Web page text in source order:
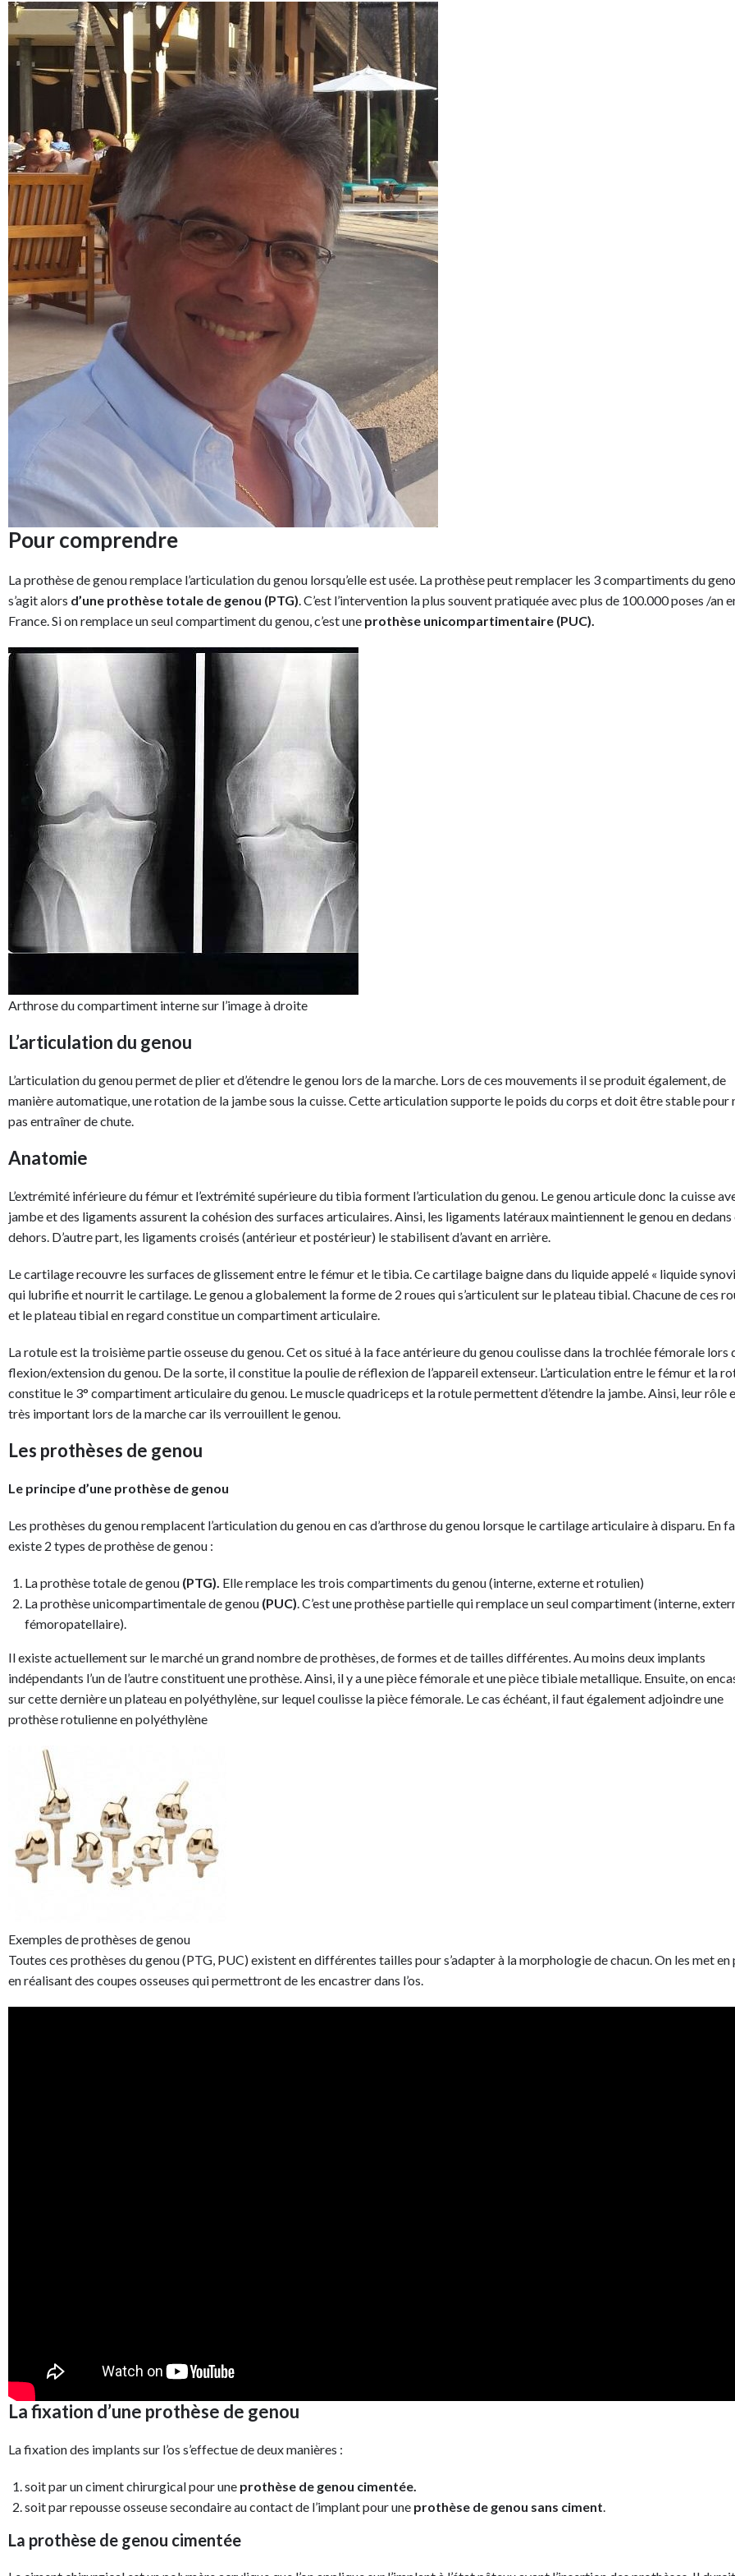
Pour comprendre
La prothèse de genou remplace l’articulation du genou lorsqu’elle est usée. La prothèse peut remplacer les 3 compartiments du
s’agit alors d’une prothèse totale de genou (PTG). C’est l’intervention la plus souvent pratiquée avec plus de 100.000 poses /an
France. Si on remplace un seul compartiment du genou, c’est une prothèse unicompartimentaire (PUC).
Arthrose du compartiment interne sur l’image à droite
L’articulation du genou
L’articulation du genou permet de plier et d’étendre le genou lors de la marche. Lors de ces mouvements il se produit également, de
manière automatique, une rotation de la jambe sous la cuisse. Cette articulation supporte le poids du corps et doit être stable pour
pas entraîner de chute.
Anatomie
L’extrémité inférieure du fémur et l’extrémité supérieure du tibia forment l’articulation du genou. Le genou articule donc la cuisse
jambe et des ligaments assurent la cohésion des surfaces articulaires. Ainsi, les ligaments latéraux maintiennent le genou en dedans
dehors. D’autre part, les ligaments croisés (antérieur et postérieur) le stabilisent d’avant en arrière.
Le cartilage recouvre les surfaces de glissement entre le fémur et le tibia. Ce cartilage baigne dans du liquide appelé « liquide
qui lubrifie et nourrit le cartilage. Le genou a globalement la forme de 2 roues qui s’articulent sur le plateau tibial. Chacune de ces
et le plateau tibial en regard constitue un compartiment articulaire.
La rotule est la troisième partie osseuse du genou. Cet os situé à la face antérieure du genou coulisse dans la trochlée fémorale lors
flexion/extension du genou. De la sorte, il constitue la poulie de réflexion de l’appareil extenseur. L’articulation entre le fémur et la
constitue le 3° compartiment articulaire du genou. Le muscle quadriceps et la rotule permettent d’étendre la jambe. Ainsi, leur rôle
très important lors de la marche car ils verrouillent le genou.
Les prothèses de genou
Le principe d’une prothèse de genou
Les prothèses du genou remplacent l’articulation du genou en cas d’arthrose du genou lorsque le cartilage articulaire à disparu. En
existe 2 types de prothèse de genou :
La prothèse totale de genou (PTG). Elle remplace les trois compartiments du genou (interne, externe et rotulien)
La prothèse unicompartimentale de genou (PUC). C’est une prothèse partielle qui remplace un seul compartiment (interne,
fémoropatellaire).
Il existe actuellement sur le marché un grand nombre de prothèses, de formes et de tailles différentes. Au moins deux implants
indépendants l’un de l’autre constituent une prothèse. Ainsi, il y a une pièce fémorale et une pièce tibiale metallique. Ensuite, on
sur cette dernière un plateau en polyéthylène, sur lequel coulisse la pièce fémorale. Le cas échéant, il faut également adjoindre une
prothèse rotulienne en polyéthylène
Exemples de prothèses de genou
Toutes ces prothèses du genou (PTG, PUC) existent en différentes tailles pour s’adapter à la morphologie de chacun. On les met en
en réalisant des coupes osseuses qui permettront de les encastrer dans l’os.
La fixation d’une prothèse de genou
La fixation des implants sur l’os s’effectue de deux manières :
soit par un ciment chirurgical pour une prothèse de genou cimentée.
soit par repousse osseuse secondaire au contact de l’implant pour une prothèse de genou sans ciment.
La prothèse de genou cimentée